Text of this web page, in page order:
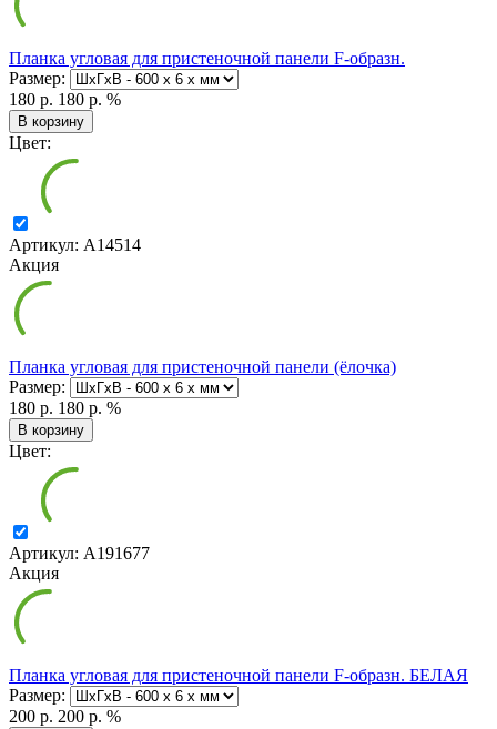
Планка угловая для пристеночной панели F-образн.
Размер:
180 р. 180 р. %
В корзину
Цвет:
Артикул: А14514
Акция
Планка угловая для пристеночной панели (ёлочка)
Размер:
180 р. 180 р. %
В корзину
Цвет:
Артикул: А191677
Акция
Планка угловая для пристеночной панели F-образн. БЕЛАЯ
Размер:
200 р. 200 р. %